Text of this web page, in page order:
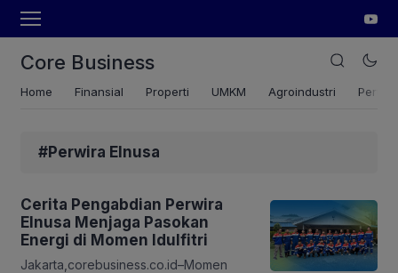
Core Business
Home Finansial Properti UMKM Agroindustri
#Perwira Elnusa
Cerita Pengabdian Perwira
Elnusa Menjaga Pasokan
Energi di Momen Idulfitri
Jakarta,corebusiness.co.id–Momen